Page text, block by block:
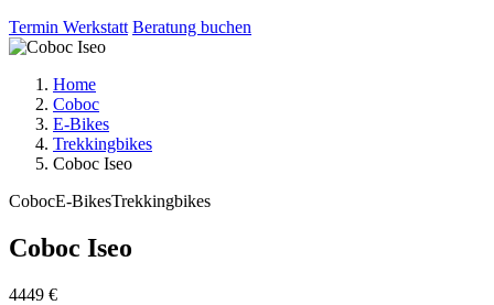
Termin Werkstatt Beratung buchen
Home
Coboc
E-Bikes
Trekkingbikes
Coboc Iseo
CobocE-BikesTrekkingbikes
Coboc Iseo
4449 €